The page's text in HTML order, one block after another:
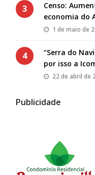
3
Censo:
economia do
1 de maio de
4
“Serra do
por isso a
22 de abril de
Publicidade